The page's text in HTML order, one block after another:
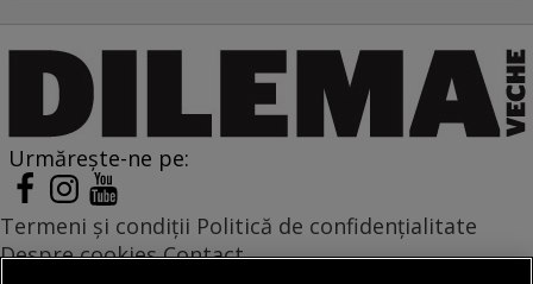
Urmărește-ne pe:
Termeni și condiții Politică de confidențialitate
Despre cookies Contact